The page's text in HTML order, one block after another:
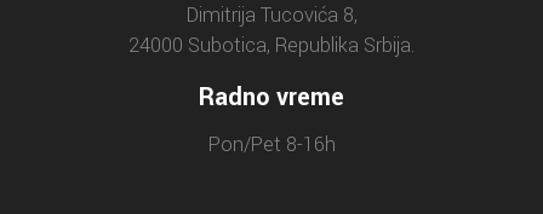
Dimitrija Tucovića 8,
24000 Subotica, Republika Srbija.
Radno vreme
Pon/Pet 8-16h